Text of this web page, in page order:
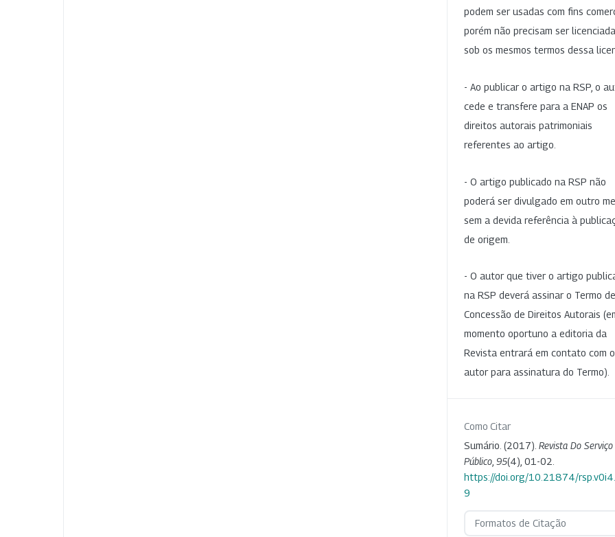
podem ser usadas com fins
porém não precisam ser
sob os mesmos termos dessa
- Ao publicar o artigo na RSP, o
cede e transfere para a ENAP os
direitos autorais patrimoniais
referentes ao artigo.
- O artigo publicado na RSP não
poderá ser divulgado em outro
sem a devida referência à
de origem.
- O autor que tiver o artigo
na RSP deverá assinar o Termo de
Concessão de Direitos Autorais
momento oportuno a editoria da
Revista entrará em contato com o
autor para assinatura do Termo).
Como Citar
Sumário. (2017). Revista Do Serviço
Público 95(4), 01-02.
https://doi.org/10.21874/
9
Formatos de Citação